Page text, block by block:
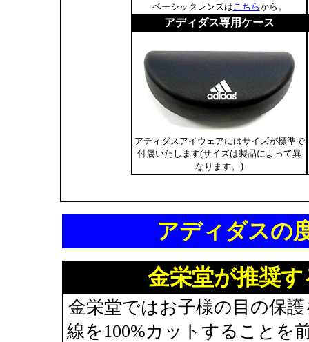
ベーシックレンズはこちらから。
アディダス専用ケース
アディダスアイウェアにはサイズが標準で
付属いたします(サイズは製品によって異
なります。 )
アディダスの
金栄堂が推奨
金栄堂ではお子様の目の保
線を100%カットすることを